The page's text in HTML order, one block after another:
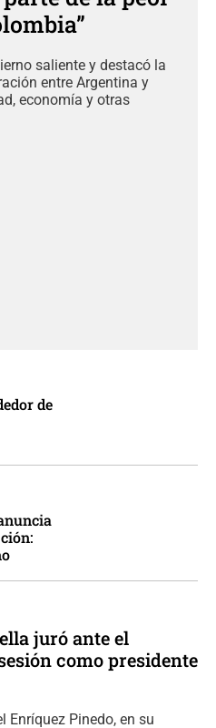
saliente y destacó la
entre Argentina y
economía y otras
de
juró ante el
como presidente
Enríquez Pinedo, en su